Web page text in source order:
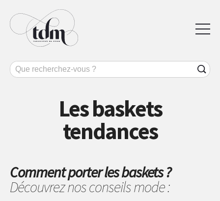
Les baskets
tendances
Comment porter les baskets ?
Découvrez nos conseils mode :